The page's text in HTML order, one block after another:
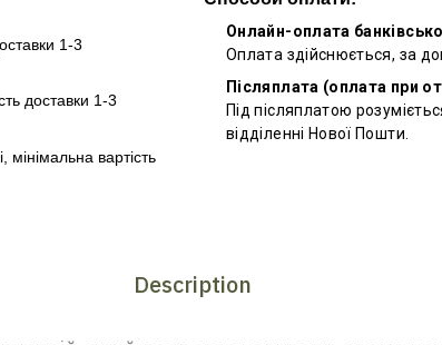
1-3
доставки 1-3
мінімальна вартість
Онлайн-оплата
Оплата здійснюється, за
Післяплата (оплата при
Під післяплатою
відділенні Нової Пошти.
Description